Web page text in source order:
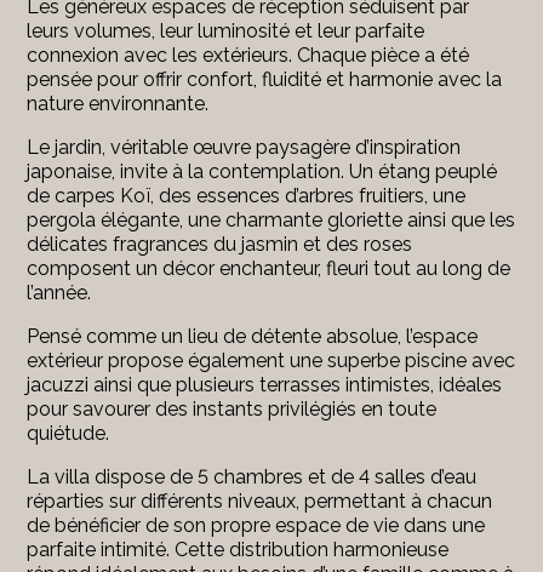
Les généreux espaces de réception séduisent par
leurs volumes, leur luminosité et leur parfaite
connexion avec les extérieurs. Chaque pièce a été
pensée pour offrir confort, fluidité et harmonie avec la
nature environnante.
Le jardin, véritable œuvre paysagère d’inspiration
japonaise, invite à la contemplation. Un étang peuplé
de carpes Koï, des essences d’arbres fruitiers, une
pergola élégante, une charmante gloriette ainsi que les
délicates fragrances du jasmin et des roses
composent un décor enchanteur, fleuri tout au long de
l’année.
Pensé comme un lieu de détente absolue, l’espace
extérieur propose également une superbe piscine avec
jacuzzi ainsi que plusieurs terrasses intimistes, idéales
pour savourer des instants privilégiés en toute
quiétude.
La villa dispose de 5 chambres et de 4 salles d’eau
réparties sur différents niveaux, permettant à chacun
de bénéficier de son propre espace de vie dans une
parfaite intimité. Cette distribution harmonieuse